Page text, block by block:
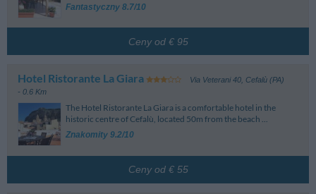
Via Aldo Moro - Cefalù
noc.
Zaliczka nie jest wymagana, opłata za ten pokój może być dokonana
Ważne: podane warunki są standardowymi warunkami rezerwacji; mogą
wybranych ofert promocyjnych. Prosimy o zwrócenie szczególnej uwagi na
warunki rezerwacji poszczególnych ofert.
Fantastyczny 8.7/10
Ceny od € 95
Hotel Ristorante La Giara Via Veterani 40, Cefalù (PA)
- 0.6 Km
The Hotel Ristorante La Giara is a comfortable hotel in the
historic centre of Cefalù, located 50m from the beach ...
Znakomity 9.2/10
Ceny od € 55